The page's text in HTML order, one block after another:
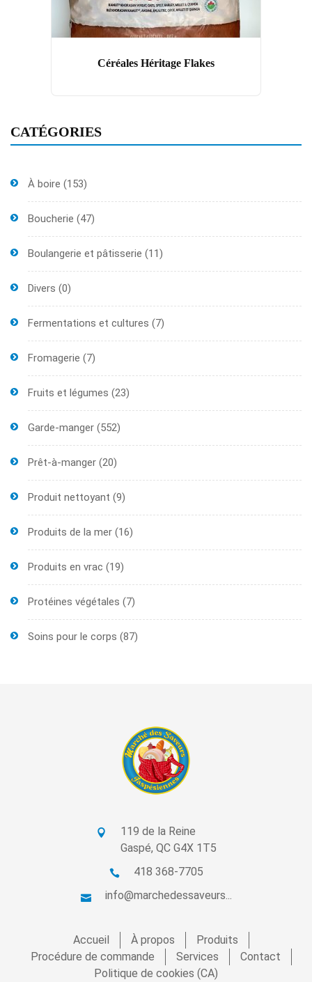
CATÉGORIES
À boire (153)
Boucherie (47)
Boulangerie et pâtisserie (11)
Divers (0)
Fermentations et cultures (7)
Fromagerie (7)
Fruits et légumes (23)
Garde-manger (552)
Prêt-à-manger (20)
Produit nettoyant (9)
Produits de la mer (16)
Produits en vrac (19)
Protéines végétales (7)
Soins pour le corps (87)
Céréales Héritage Flakes
119 de la Reine
Gaspé, QC G4X 1T5
418 368-7705
info@marchedessaveurs...
Accueil À propos
Produits
Procédure de commande
Services
Contact
Politique de cookies (CA)